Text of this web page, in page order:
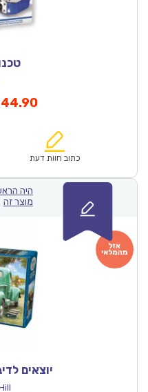
₪64.00.
44.90המחיר
הוא:
כתוב חוות דעת
היה
מוצר זה
יוצאים לדיג (500